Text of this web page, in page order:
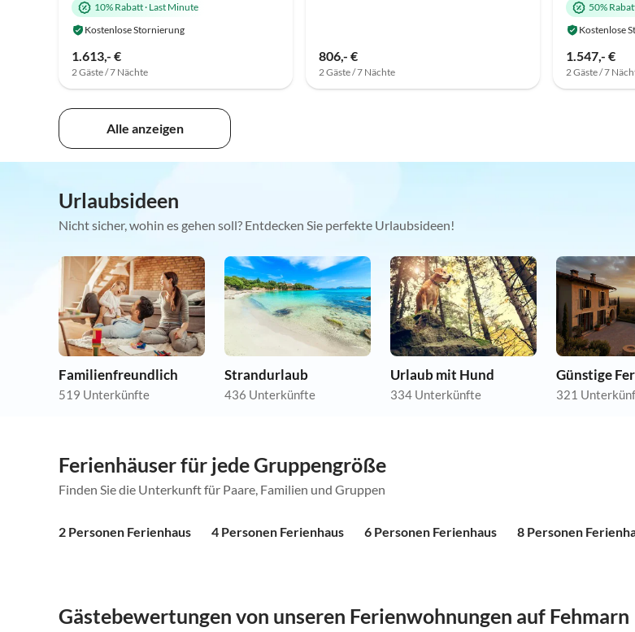
10% Rabatt· Last Minute
Kostenlose Stornierung
1.613,- €
2 Gäste / 7 Nächte
806,- €
2 Gäste / 7 Nächte
50%
Kostenlose
1.547,- €
2 Gäste / 7
Alle anzeigen
Urlaubsideen
Nicht sicher, wohin es gehen soll? Entdecken Sie perfekte Urlaubsideen!
Familienfreundlich
519 Unterkünfte
Strandurlaub
436 Unterkünfte
Urlaub mit Hund
334 Unterkünfte 321
Ferienhäuser für jede Gruppengröße
Finden Sie die Unterkunft für Paare, Familien und Gruppen
2 Personen Ferienhaus 4 Personen Ferienhaus 6 Personen Ferienhaus 8 Personen
Gästebewertungen von unseren Ferienwohnungen auf Fehmarn